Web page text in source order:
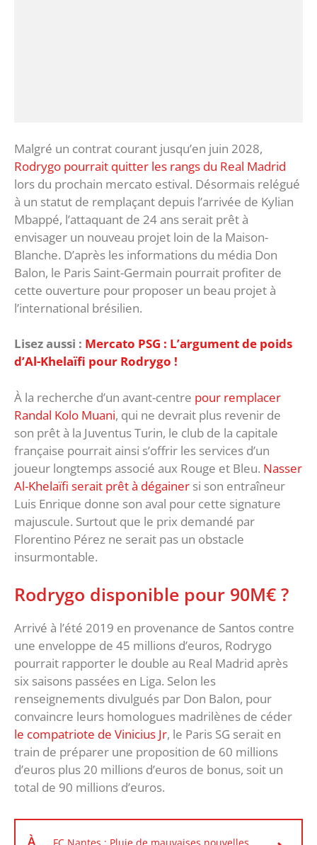
Malgré un contrat courant jusqu’en juin 2028,
Rodrygo pourrait quitter les rangs du Real Madrid
lors du prochain mercato estival. Désormais relégué
à un statut de remplaçant depuis l’arrivée de Kylian
Mbappé, l’attaquant de 24 ans serait prêt à
envisager un nouveau projet loin de la Maison-
Blanche. D’après les informations du média Don
Balon, le Paris Saint-Germain pourrait profiter de
cette ouverture pour proposer un beau projet à
l’international brésilien.
Lisez aussi : Mercato PSG : L’argument de poids
d’Al-Khelaïfi pour Rodrygo !
À la recherche d’un avant-centre pour remplacer
Randal Kolo Muani, qui ne devrait plus revenir de
son prêt à la Juventus Turin, le club de la capitale
française pourrait ainsi s’offrir les services d’un
joueur longtemps associé aux Rouge et Bleu. Nasser
Al-Khelaïfi serait prêt à dégainer si son entraîneur
Luis Enrique donne son aval pour cette signature
majuscule. Surtout que le prix demandé par
Florentino Pérez ne serait pas un obstacle
insurmontable.
Rodrygo disponible pour 90M€ ?
Arrivé à l’été 2019 en provenance de Santos contre
une enveloppe de 45 millions d’euros, Rodrygo
pourrait rapporter le double au Real Madrid après
six saisons passées en Liga. Selon les
renseignements divulgués par Don Balon, pour
convaincre leurs homologues madrilènes de céder
le compatriote de Vinicius Jr, le Paris SG serait en
train de préparer une proposition de 60 millions
d’euros plus 20 millions d’euros de bonus, soit un
total de 90 millions d’euros.
À